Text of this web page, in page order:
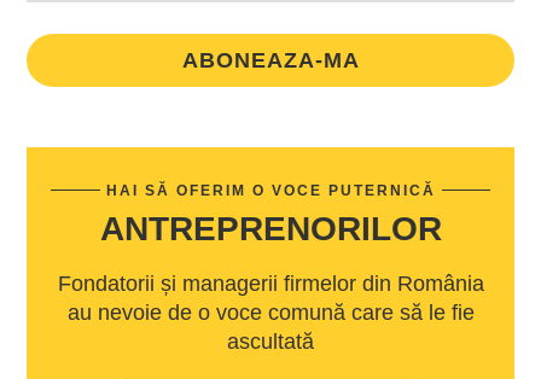
ABONEAZA-MA
HAI SĂ OFERIM O VOCE PUTERNICĂ
ANTREPRENORILOR
Fondatorii și managerii firmelor din România
au nevoie de o voce comună care să le fie
ascultată